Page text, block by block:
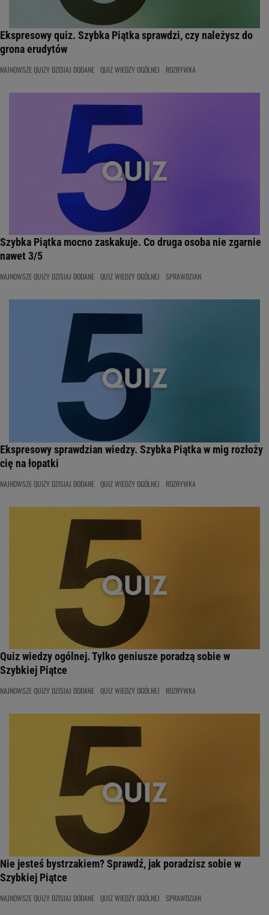
Ekspresowy quiz. Szybka Piątka sprawdzi, czy należysz do
grona erudytów
NAJNOWSZE QUIZY DZISIAJ DODANE QUIZ WIEDZY OGÓLNEJ ROZRYWKA
Szybka Piątka mocno zaskakuje. Co druga osoba nie zgarnie
nawet 3/5
NAJNOWSZE QUIZY DZISIAJ DODANE QUIZ WIEDZY OGÓLNEJ SPRAWDZIAN
Ekspresowy sprawdzian wiedzy. Szybka Piątka w mig rozłoży
cię na łopatki
NAJNOWSZE QUIZY DZISIAJ DODANE QUIZ WIEDZY OGÓLNEJ ROZRYWKA
Quiz wiedzy ogólnej. Tylko geniusze poradzą sobie w
Szybkiej Piątce
NAJNOWSZE QUIZY DZISIAJ DODANE QUIZ WIEDZY OGÓLNEJ ROZRYWKA
Nie jesteś bystrzakiem? Sprawdź, jak poradzisz sobie w
Szybkiej Piątce
NAJNOWSZE QUIZY DZISIAJ DODANE QUIZ WIEDZY OGÓLNEJ SPRAWDZIAN